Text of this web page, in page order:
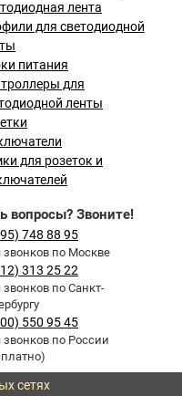
лента
для светодиодной
питания
для
ленты
для розеток и
вопросы? Звоните!
748 88 95
по Москве
313 25 22
по Санкт-
550 95 45
по России
сетях